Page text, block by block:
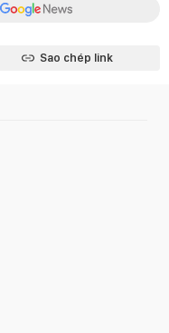
Sao chép link